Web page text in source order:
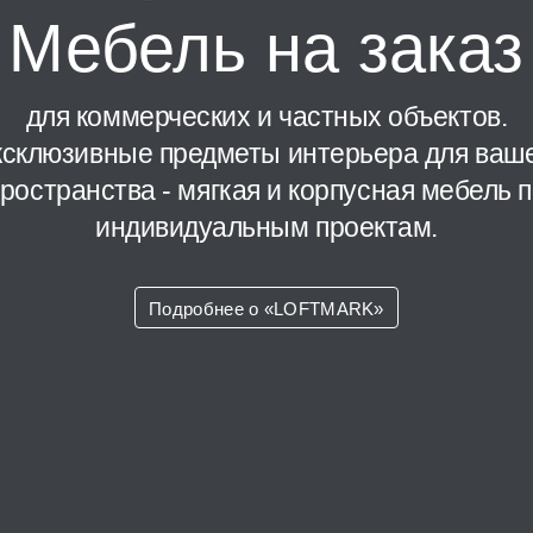
Мебель на заказ
для коммерческих и частных объектов.
предметы интерьера для
- мягкая и корпусная мебель
индивидуальным проектам.
Подробнее о «LOFTMARK»